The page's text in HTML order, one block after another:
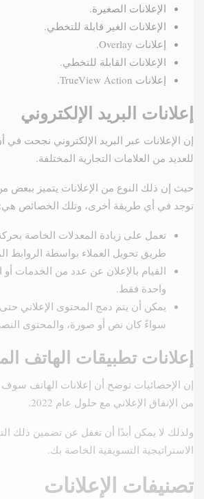
الإعلانات الصغيرة.
الإعلانات الغير قابلة للتخطي.
إعلانات Overlay.
الإعلانات القابلة للتخطي.
إعلانات TrueView Action.
إعلانات البريد الإلكتروني
إن الإعلانات عبر البريد الإلكتروني نجحت في
للعديد من العلامات التجارية المختلفة.
حيث إن ذلك النوع من الإعلانات يتميز ببعض
توجد في أي طريقة أخرى، وتلك الخصائص هي:
تعمل على زيادة المعدلات الخاصة
طريق تحويل العملاء بواسطة الروابط
القيام بالإعلان عن عدد من الخدمات
واحدة فقط.
يمكن أن يتم دمج المحتوى الإعلاني
سواءً كان نص أو صورة، والمحتوى
إعلانات تطبيقات الهاتف
من الإنفاق الإعلاني مع حلول عام 2022.
ولذلك لا يمكن أبدًا أن تغفل عن تضمين ذلك
الاستراتيجية التسويقية الخاصة بك.
تصنيفات الإعلانات